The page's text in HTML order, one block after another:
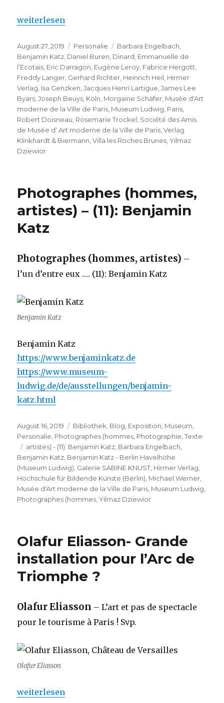
„Benjamin Katz – Conversation im Museum
weiterlesen
Veröffentlicht
am
August 27, 2019 Kategorien
Personalie Schlagwörter
Barbara Engelbach
Benjamin Katz Daniel Buren Dinard Emmanuelle de
l’Ecotais Eric Darragon Eugène Leroy Fabrice Hergott
Freddy Langer Gerhard Richter Heinrich Heil Hirmer
Verlag Isa Genzken ,Jacques Henri Lartigue ,James Lee
Byars ,Joseph Beuys Köln Morgaine Schäfer Musée d'Art
moderne de la Ville de Paris Museum Ludwig Paris
Robert Doisneau Rosemarie Trockel Société des Amis
de Musée d‘ Art moderne de la Ville de Paris ,Verlag
Klinkhardt & Biermann ,Villa les Roches Brunes ,Yilmaz
Dziewior
Photographes (hommes,
artistes) – (11): Benjamin
Katz
Photographes (hommes, artistes) –
l’un d’entre eux …. (11): Benjamin Katz
Benjamin Katz
Benjamin Katz
https://www.benjaminkatz.de
https://www.museum-
ludwig.de/de/ausstellungen/benjamin-
katz.html
Veröffentlicht
am
August 16, 2019 Kategorien
Bibliothek Blog Exposition Museum
Personalie Photographes (hommes Photographie ,Texte
Schlagwörter
artistes) - (11): Benjamin Katz Barbara Engelbach
Benjamin Katz Benjamin Katz - Berlin Havelhöhe
(Museum Ludwig) Galerie SABINE KNUST Hirmer Verlag
Hochschule für Bildende Künste (Berlin) Michael Werner
Musée d'Art moderne de la Ville de Paris Museum Ludwig
Photographes (hommes ,Yilmaz Dziewior
Olafur Eliasson- Grande
installation pour l’Arc de
Triomphe ?
Olafur Eliasson – L’art et pas de spectacle
pour le tourisme à Paris ! Svp.
Olafur Eliasson
„Olafur Eliasson- Grande installation pour l’Arc
weiterlesen